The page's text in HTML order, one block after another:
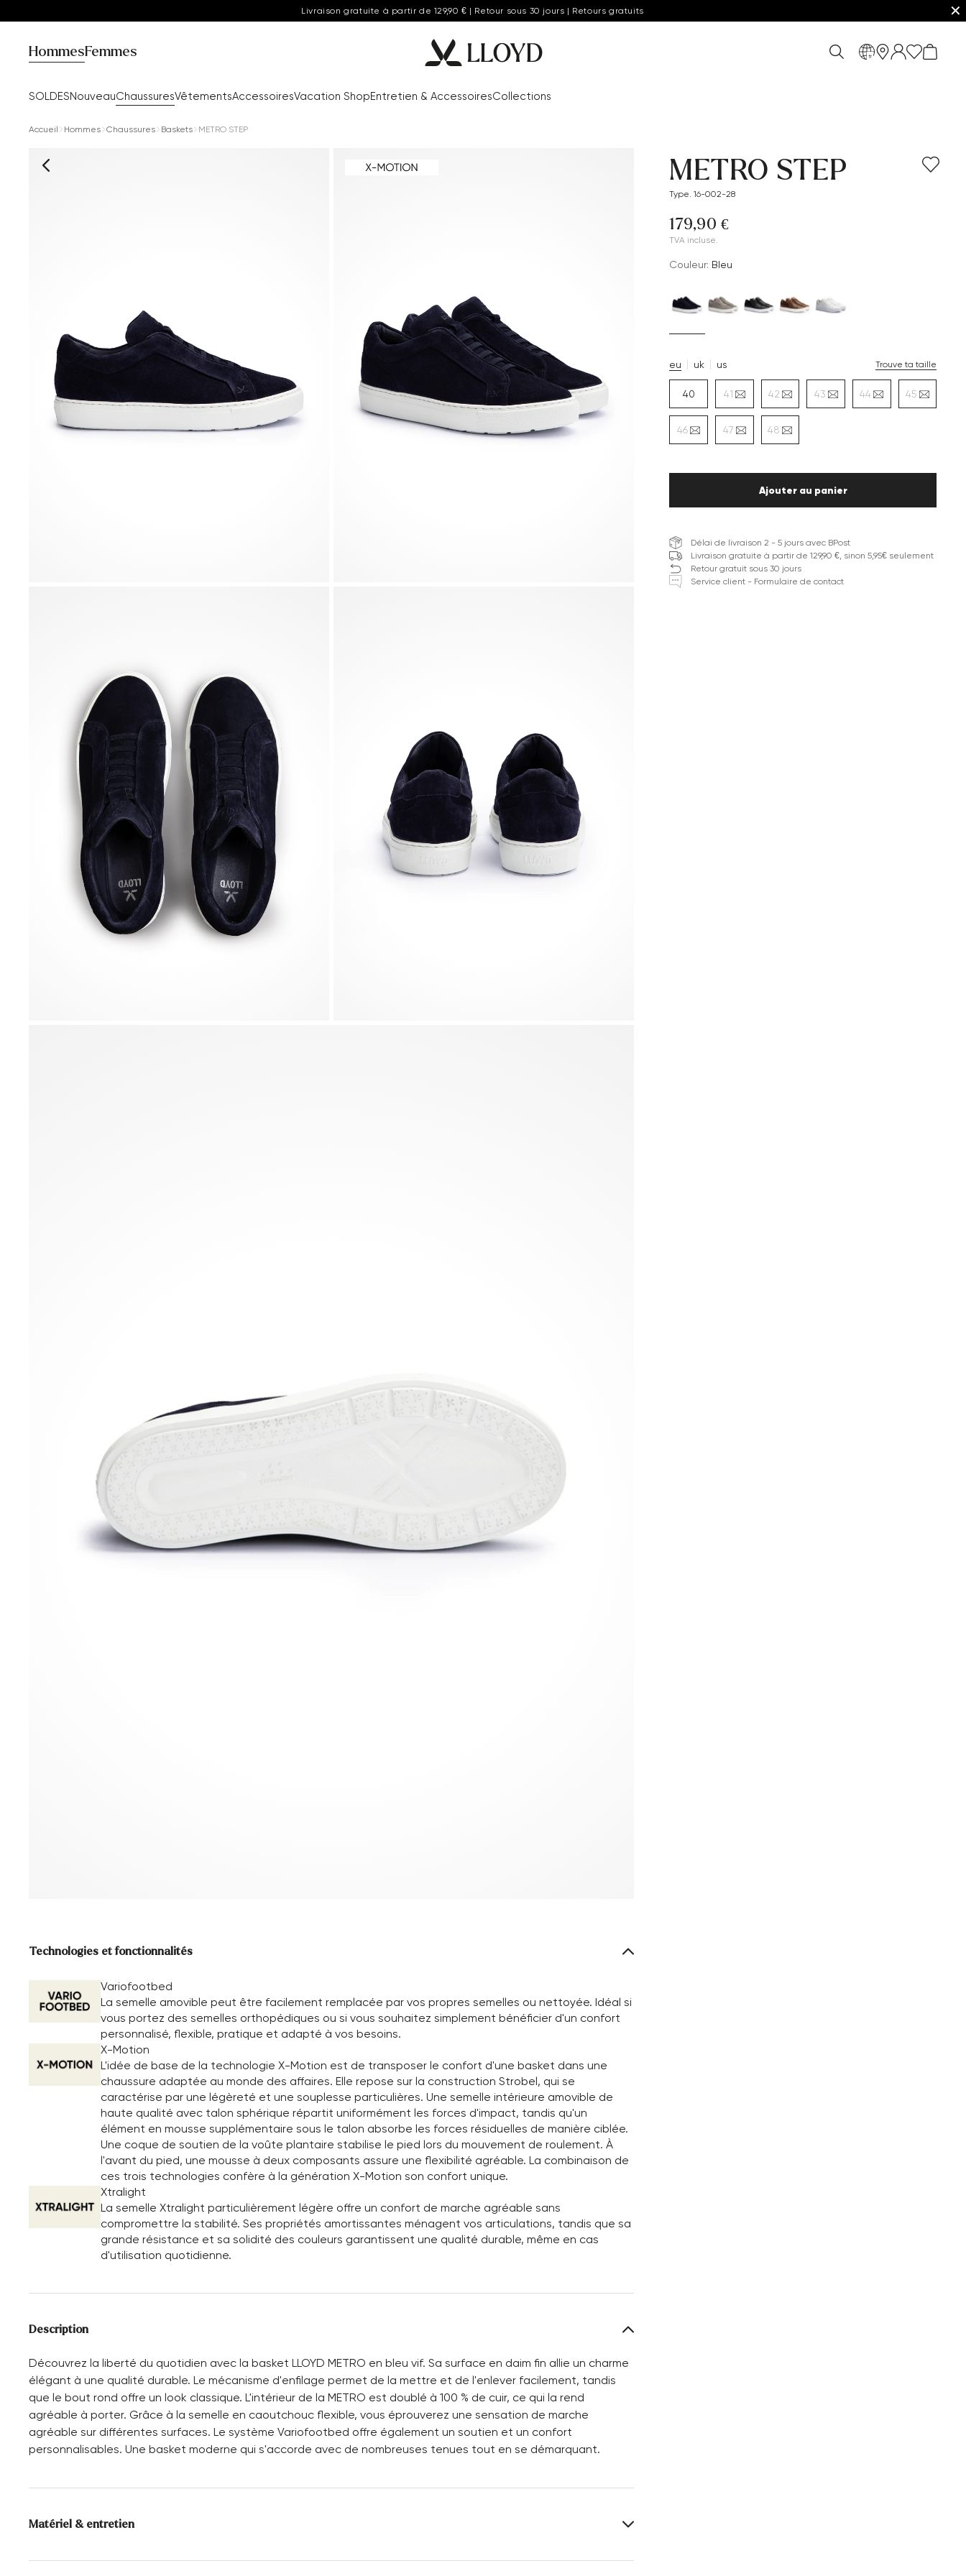
Livraison gratuite à partir de 129,90 € | Retour sous 30 jours | Retours gratuits ✕
Hommes
SOLDESNouveauChaussuresVêtementsAccessoiresVacation ShopEntretien & AccessoiresCollections
Femmes fr
Accueil Hommes Chaussures Baskets METRO STEP
Technologies et fonctionnalités
Variofootbed
La semelle amovible peut être facilement remplacée par vos propres semelles ou nettoyée. Idéal si
vous portez des semelles orthopédiques ou si vous souhaitez simplement bénéficier d'un confort
personnalisé, flexible, pratique et adapté à vos besoins.
X-Motion
L'idée de base de la technologie X-Motion est de transposer le confort d'une basket dans une
chaussure adaptée au monde des affaires. Elle repose sur la construction Strobel, qui se
caractérise par une légèreté et une souplesse particulières. Une semelle intérieure amovible de
haute qualité avec talon sphérique répartit uniformément les forces d'impact, tandis qu'un
élément en mousse supplémentaire sous le talon absorbe les forces résiduelles de manière ciblée.
Une coque de soutien de la voûte plantaire stabilise le pied lors du mouvement de roulement. À
l'avant du pied, une mousse à deux composants assure une flexibilité agréable. La combinaison de
ces trois technologies confère à la génération X-Motion son confort unique.
Xtralight
La semelle Xtralight particulièrement légère offre un confort de marche agréable sans
compromettre la stabilité. Ses propriétés amortissantes ménagent vos articulations, tandis que sa
grande résistance et sa solidité des couleurs garantissent une qualité durable, même en cas
d'utilisation quotidienne.
Description
Découvrez la liberté du quotidien avec la basket LLOYD METRO en bleu vif. Sa surface en daim fin allie un charme
élégant à une qualité durable. Le mécanisme d'enfilage permet de la mettre et de l'enlever facilement, tandis
que le bout rond offre un look classique. L'intérieur de la METRO est doublé à 100 % de cuir, ce qui la rend
agréable à porter. Grâce à la semelle en caoutchouc flexible, vous éprouverez une sensation de marche
agréable sur différentes surfaces. Le système Variofootbed offre également un soutien et un confort
personnalisables. Une basket moderne qui s'accorde avec de nombreuses tenues tout en se démarquant.
Matériel & entretien
Taille de production:
Les grands noms de
Dessus: Cuir suédé
METRO STEP
Type. 16-002-28
179,90 €
TVA incluse.
Couleur: Bleu
eu uk us Trouve ta taille
40 41 42 43 44 45
46 47 48
Ajouter au panier
Délai de livraison 2 - 5 jours avec BPost
Livraison gratuite à partir de 129,90 €, sinon 5,95€ seulement
Retour gratuit sous 30 jours
Service client - Formulaire de contact